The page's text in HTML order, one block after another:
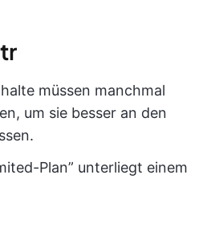
müssen manchmal
um sie besser an den
Plan” unterliegt einem